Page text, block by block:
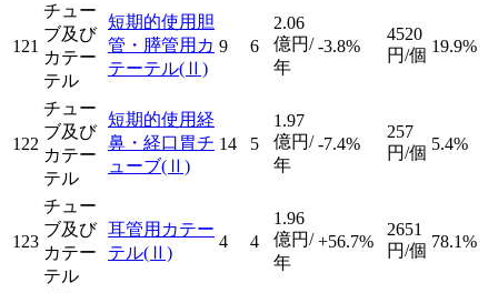
121
チュー
ブ及び
カテー
テル
短期的使用胆
管・膵管用カ
テーテル(Ⅱ)
9 6
2.06
億円/
年
-3.8%
4520
円/個 19.9%
122
チュー
ブ及び
カテー
テル
短期的使用経
鼻・経口胃チ
ューブ(Ⅱ)
14 5
1.97
億円/
年
-7.4%
257
円/個 5.4%
123
チュー
ブ及び
カテー
テル
耳管用カテー
テル(Ⅱ)
4 4
1.96
億円/
年
+56.7%
2651
円/個 78.1%